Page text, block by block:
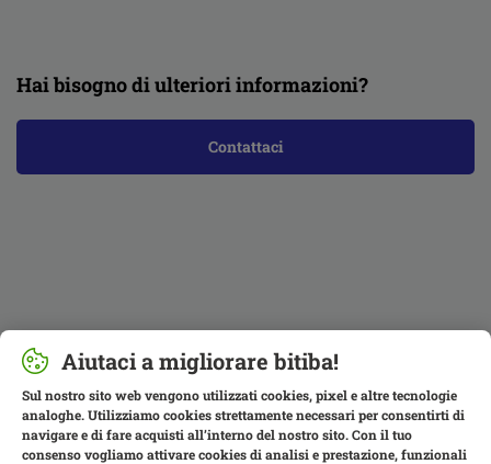
Hai bisogno di ulteriori informazioni?
Contattaci
Aiutaci a migliorare bitiba!
Sul nostro sito web vengono utilizzati cookies, pixel e altre tecnologie
analoghe. Utilizziamo cookies strettamente necessari per consentirti di
navigare e di fare acquisti all’interno del nostro sito. Con il tuo
consenso vogliamo attivare cookies di analisi e prestazione, funzionali